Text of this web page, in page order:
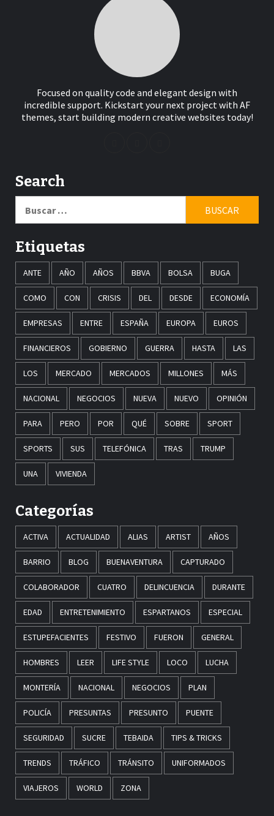
Focused on quality code and elegant design with
incredible support. Kickstart your next project with AF
themes, start building modern creative websites today!
Search
Etiquetas
ANTE AÑO AÑOS BBVA BOLSA BUGA
COMO CON CRISIS DEL DESDE ECONOMÍA
EMPRESAS ENTRE ESPAÑA EUROPA EUROS
FINANCIEROS GOBIERNO GUERRA HASTA LAS
LOS MERCADO MERCADOS MILLONES MÁS
NACIONAL NEGOCIOS NUEVA NUEVO OPINIÓN
PARA PERO POR QUÉ SOBRE SPORT
SPORTS SUS TELEFÓNICA TRAS TRUMP
UNA VIVIENDA
Categorías
ACTIVA ACTUALIDAD ALIAS ARTIST AÑOS
BARRIO BLOG BUENAVENTURA CAPTURADO
COLABORADOR CUATRO DELINCUENCIA DURANTE
EDAD ENTRETENIMIENTO ESPARTANOS ESPECIAL
ESTUPEFACIENTES FESTIVO FUERON GENERAL
HOMBRES LEER LIFE STYLE LOCO LUCHA
MONTERÍA NACIONAL NEGOCIOS PLAN
POLICÍA PRESUNTAS PRESUNTO PUENTE
SEGURIDAD SUCRE TEBAIDA TIPS & TRICKS
TRENDS TRÁFICO TRÁNSITO UNIFORMADOS
VIAJEROS WORLD ZONA